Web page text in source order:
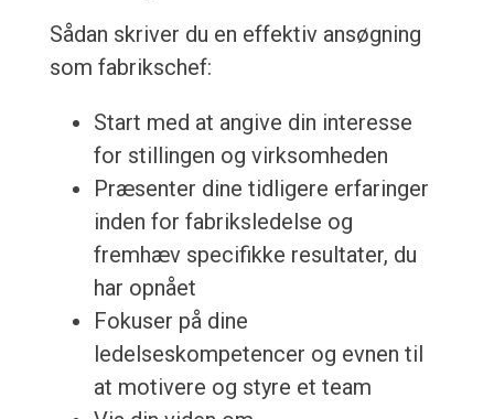
Sådan skriver du en effektiv ansøgning
som fabrikschef:
Start med at angive din interesse
for stillingen og virksomheden
Præsenter dine tidligere erfaringer
inden for fabriksledelse og
fremhæv specifikke resultater, du
har opnået
Fokuser på dine
ledelseskompetencer og evnen til
at motivere og styre et team